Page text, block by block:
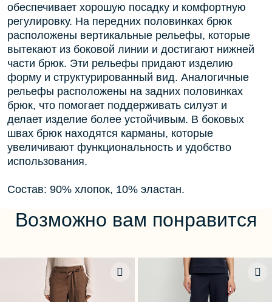
обеспечивает хорошую посадку и комфортную
регулировку. На передних половинках брюк
расположены вертикальные рельефы, которые
вытекают из боковой линии и достигают нижней
части брюк. Эти рельефы придают изделию
форму и структурированный вид. Аналогичные
рельефы расположены на задних половинках
брюк, что помогает поддерживать силуэт и
делает изделие более устойчивым. В боковых
швах брюк находятся карманы, которые
увеличивают функциональность и удобство
использования.
Состав: 90% хлопок, 10% эластан.
Возможно вам понравится